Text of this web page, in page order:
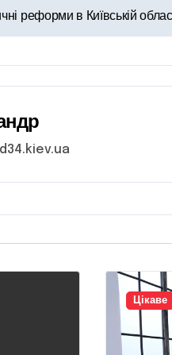
реформи в Київській
Цікаве